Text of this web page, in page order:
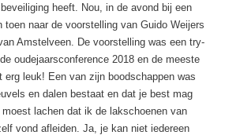
heeft. Nou, in de avond bij een
toen naar de voorstelling van Guido Weijers
Amstelveen. De voorstelling was een try-
oudejaarsconference 2018 en de meeste
erg leuk! Een van zijn boodschappen was
en dalen bestaat en dat je best mag
lachen dat ik de lakschoenen van
vond afleiden. Ja, je kan niet iedereen